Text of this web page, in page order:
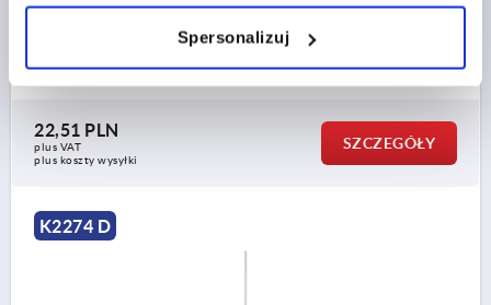
Spersonalizuj
DŁUGOŚĆ=900
Nr zamówienia:K2274.100900
22,51 PLN
plus VAT
plus koszty wysyłki
SZCZEGÓŁY
K2274 D